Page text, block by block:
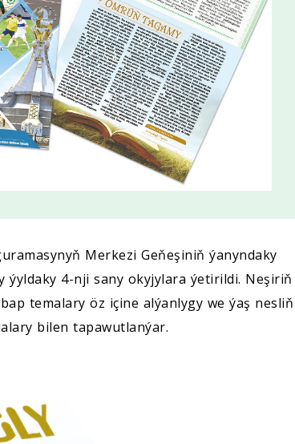
Merkezi Geňeşiniň ýanyndaky
ýyldaky 4-nji sany okyjylara ýetirildi. Neşiriň
temalary öz içine alýanlygy we ýaş nesliň
bilen tapawutlanýar.